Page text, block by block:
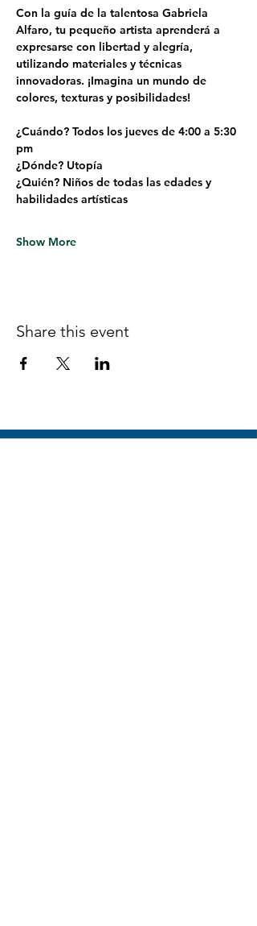
Con la guía de la talentosa Gabriela
Alfaro, tu pequeño artista aprenderá a
expresarse con libertad y alegría,
utilizando materiales y técnicas
innovadoras. ¡Imagina un mundo de
colores, texturas y posibilidades!
¿Cuándo? Todos los jueves de 4:00 a 5:30
pm
¿Dónde? Utopía
¿Quién? Niños de todas las edades y
habilidades artísticas
Show More
Share this event